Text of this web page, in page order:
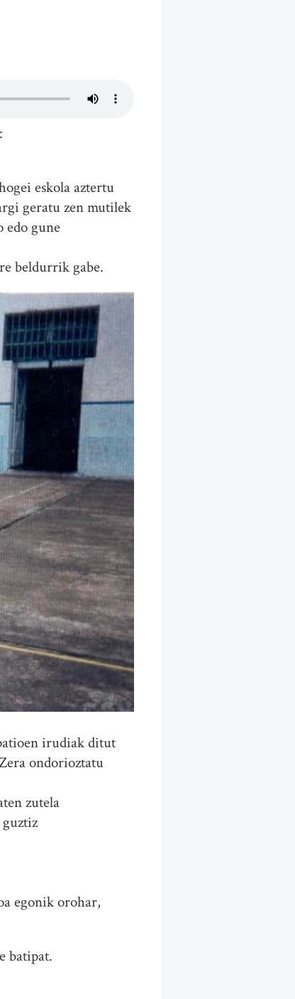
eskola aztertu
geratu zen mutilek
edo gune
beldurrik gabe.
irudiak ditut
ondorioztatu
zutela
egonik orohar,
batipat.